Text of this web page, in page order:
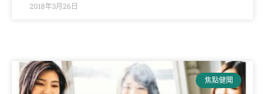
2018年3月26日
焦點健聞